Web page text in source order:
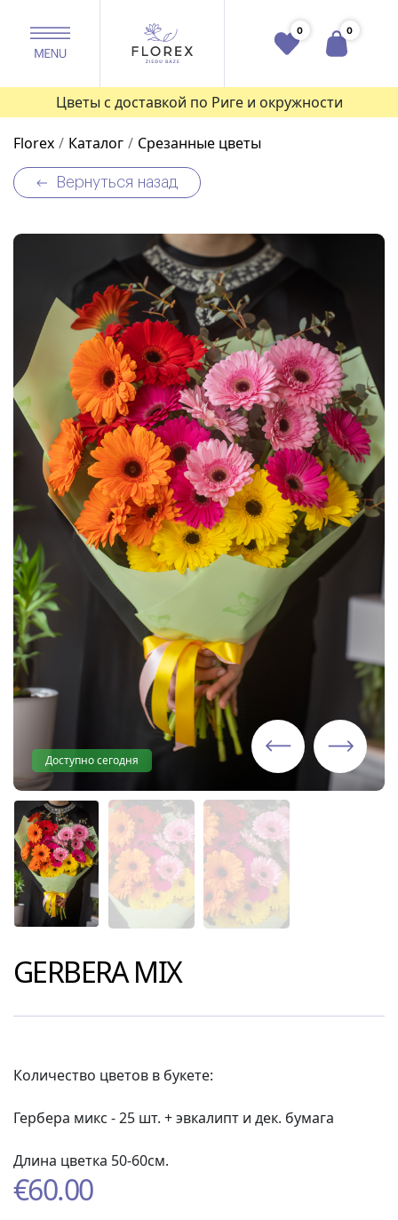
0 0
Цветы с доставкой по Риге и окружности
Florex Каталог Срезанные цветы
Вернуться назад
Доступно сегодня
GERBERA MIX
Количество цветов в букете:
Гербера микс - 25 шт. + эвкалипт и дек. бумага
Длина цветка 50-60см.
€60.00